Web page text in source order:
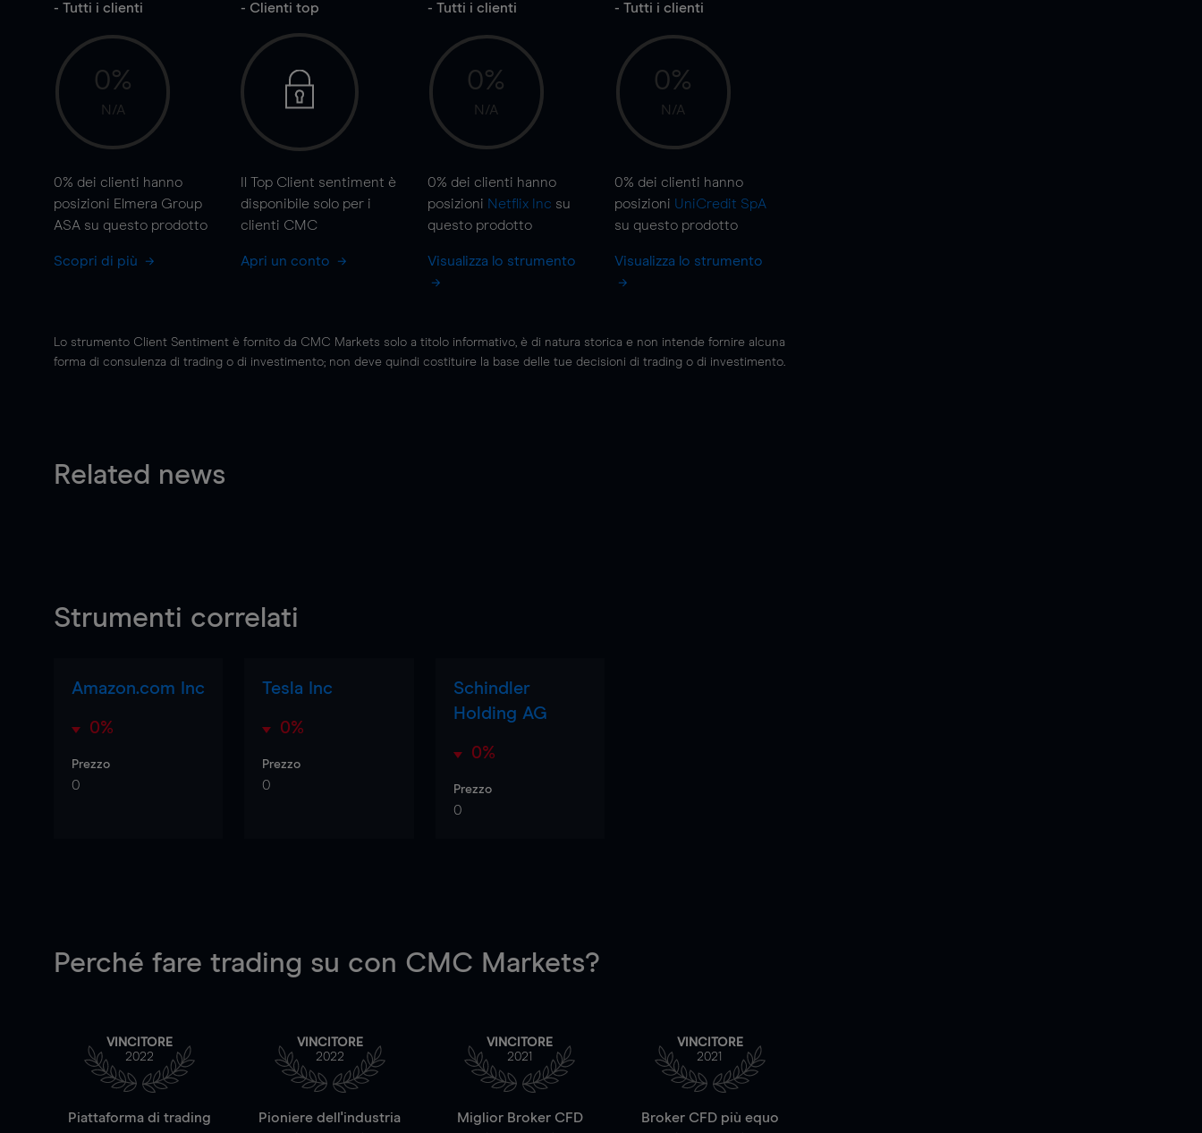
- Tutti i clienti
0%
N/A
0% dei clienti hanno
posizioni Elmera Group
ASA su questo prodotto
Scopri di più
- Clienti top
Il Top Client sentiment è
disponibile solo per i
clienti CMC
Apri un conto
- Tutti i clienti
0%
N/A
0% dei clienti hanno
posizioni Netflix Inc su
questo prodotto
Visualizza lo strumento
- Tutti i clienti
0%
N/A
0% dei clienti hanno
posizioni UniCredit SpA
su questo prodotto
Visualizza lo strumento
Lo strumento Client Sentiment è fornito da CMC Markets solo a titolo informativo, è di natura storica e non intende fornire alcuna
forma di consulenza di trading o di investimento; non deve quindi costituire la base delle tue decisioni di trading o di investimento.
Related news
Strumenti correlati
Amazon.com Inc
0%
Prezzo
0
Tesla Inc
0%
Prezzo
0
Schindler
Holding AG
0%
Prezzo
0
Perché fare trading su con CMC Markets?
VINCITORE
2022
Piattaforma di trading
VINCITORE
2022
Pioniere dell'industria
VINCITORE
2021
Miglior Broker CFD
VINCITORE
2021
Broker CFD più equo